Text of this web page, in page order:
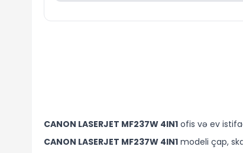
CANON LASERJET MF237W 4IN1ofis və ev
CANON LASERJET MF237W 4IN1modeli çap,